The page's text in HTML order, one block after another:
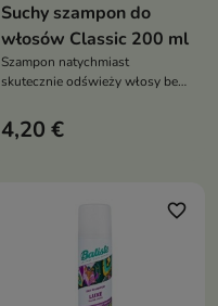
Suchy szampon do
włosów Classic 200 ml
Szampon natychmiast
skutecznie odświeży włosy bez
4,20 €
favorite_border